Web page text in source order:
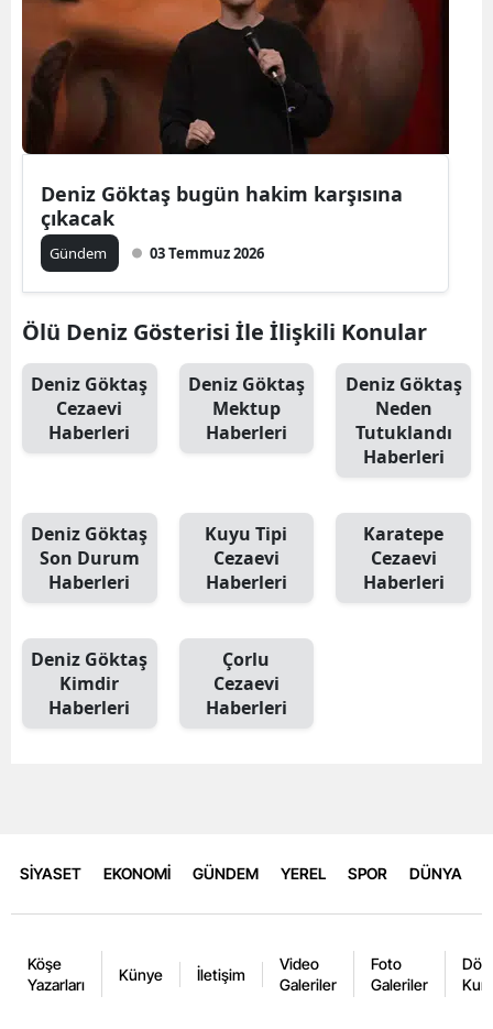
Deniz Göktaş bugün hakim karşısına
çıkacak
Gündem 03 Temmuz 2026
Ölü Deniz Gösterisi İle İlişkili Konular
Deniz Göktaş
Cezaevi
Haberleri
Deniz Göktaş
Mektup
Haberleri
Deniz Göktaş
Neden
Tutuklandı
Haberleri
Deniz Göktaş
Son Durum
Haberleri
Kuyu Tipi
Cezaevi
Haberleri
Karatepe
Cezaevi
Haberleri
Deniz Göktaş
Kimdir
Haberleri
Çorlu
Cezaevi
Haberleri
SİYASET EKONOMİ GÜNDEM YEREL SPOR DÜNYA
Köşe
Yazarları
Künye İletişim
Video
Galeriler
Foto
Galeriler